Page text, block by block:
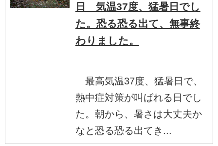
日 気温37度、猛暑日でし
た。恐る恐る出て、無事終
わりました。
最高気温37度、猛暑日で、
熱中症対策が叫ばれる日でし
た。朝から、暑さは大丈夫か
なと恐る恐る出てき...